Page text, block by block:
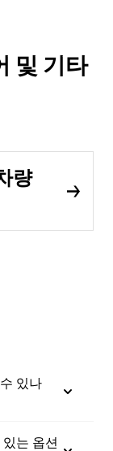
및 기타
량
있나
는 옵션